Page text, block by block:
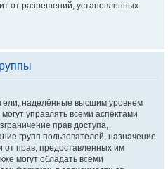
от разрешений, установленных
наделённые высшим уровнем
управлять всеми аспектами
прав доступа,
групп пользователей, назначение
от прав, предоставленных им
могут обладать всеми